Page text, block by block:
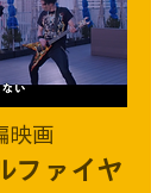
映画
ファイヤ